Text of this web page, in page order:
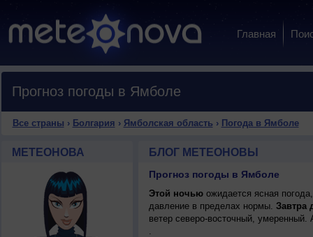
Главная
Прогноз погоды в Ямболе
Все страны › Болгария › Ямболская область › Погода в Ямболе
МЕТЕОНОВА БЛОГ МЕТЕОНОВЫ
Прогноз погоды в Ямболе
Этой ночьюожидается ясная
давление в пределах нормы. Завтра
ветер северо-восточный,
.